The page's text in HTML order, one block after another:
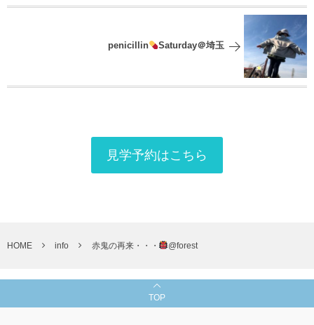
penicillin Saturday＠埼玉
見学予約はこちら
HOME info 赤鬼の再来・・・ @forest
TOP